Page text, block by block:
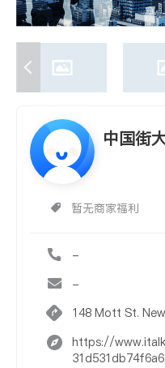
中国街
暂无商家福利
-
-
148
https://